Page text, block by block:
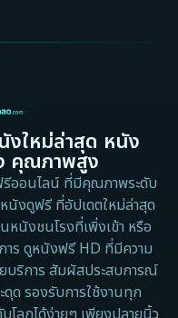
งใหม่ล่าสุด หนัง
คุณภาพสูง
ออนไลน์ ที่มีคุณภาพระดับ
นังดูฟรี ที่อัปเดตใหม่ล่าสุด
หนังชนโรงที่เพิ่งเข้า หรือ
าร ดูหนังฟรี HD ที่มีความ
ยบริการ สัมผัสประสบการณ์
ด รองรับการใช้งานทุก